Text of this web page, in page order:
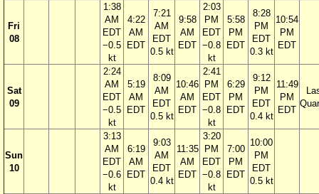
Fri
08
1:38
AM
EDT
−0.5
kt
4:22
AM
EDT
7:21
AM
EDT
0.5 kt
9:58
AM
EDT
2:03
PM
EDT
−0.8
kt
5:58
PM
EDT
8:28
PM
EDT
0.3 kt
10:54
PM
EDT
Sat
09
2:24
AM
EDT
−0.5
kt
5:19
AM
EDT
8:09
AM
EDT
0.5 kt
10:46
AM
EDT
2:41
PM
EDT
−0.8
kt
6:29
PM
EDT
9:12
PM
EDT
0.4 kt
11:49
PM
EDT
Sun
10
3:13
AM
EDT
−0.6
kt
6:19
AM
EDT
9:03
AM
EDT
0.4 kt
11:35
AM
EDT
3:20
PM
EDT
−0.8
kt
7:00
PM
EDT
10:00
PM
EDT
0.5 kt